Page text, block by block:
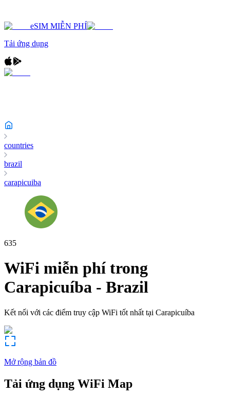
eSIM MIỄN PHÍ
Tải ứng dụng
countries
brazil
carapicuiba
635
WiFi miễn phí trong
Carapicuíba - Brazil
Kết nối với các điểm truy cập WiFi tốt nhất tại Carapicuíba
Mở rộng bản đồ
Tải ứng dụng WiFi Map